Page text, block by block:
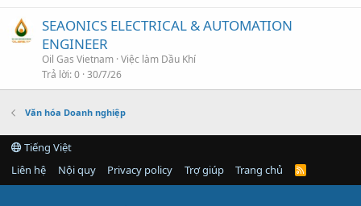
SEAONICS ELECTRICAL & AUTOMATION
ENGINEER
Oil Gas Vietnam Việc làm Dầu Khí
Trả lời 0 30/7/26
Văn hóa Doanh nghiệp
Tiếng Việt
Liên hệ
Nội quy Privacy policy Trợ giúp Trang chủ
R